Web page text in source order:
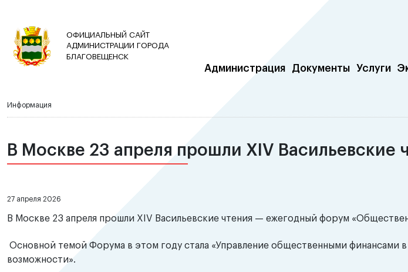
ОФИЦИАЛЬНЫЙ САЙТ
АДМИНИСТРАЦИИ ГОРОДА
БЛАГОВЕЩЕНСК
Администрация Документы Услуги
Информация
В Москве 23 апреля прошли XIV Васильевские
27 апреля 2026
В Москве 23 апреля прошли XIV Васильевские чтения — ежегодный форум
Основной темой Форума в этом году стала «Управление общественными финансами
возможности».